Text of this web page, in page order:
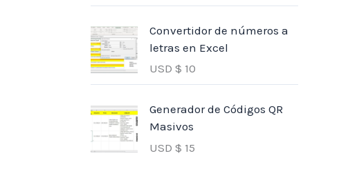
Convertidor de números a
letras en Excel
USD $ 10
Generador de Códigos QR
Masivos
USD $ 15